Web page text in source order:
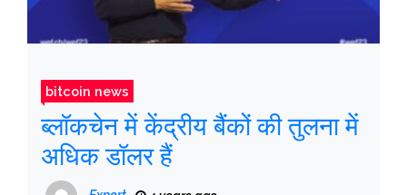
bitcoin news
ब्लॉकचेन में केंद्रीय बैंकों की तुलना में
अधिक डॉलर हैं